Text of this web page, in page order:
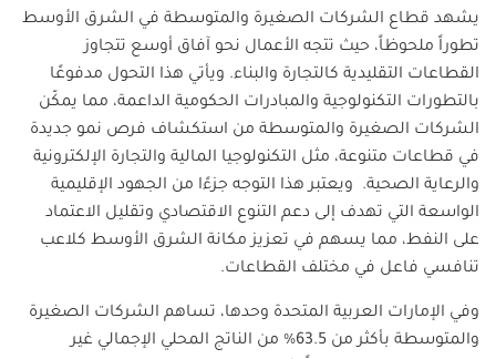
يشهد قطاع الشركات الصغيرة والمتوسطة في الشرق الأوسط
تطوراً ملحوظاً، حيث تتجه الأعمال نحو آفاق أوسع تتجاوز
القطاعات التقليدية كالتجارة والبناء. ويأتي هذا التحول مدفوعًا
بالتطورات التكنولوجية والمبادرات الحكومية الداعمة، مما يمكّن
الشركات الصغيرة والمتوسطة من استكشاف فرص نمو جديدة
في قطاعات متنوعة، مثل التكنولوجيا المالية والتجارة الإلكترونية
والرعاية الصحية. ويعتبر هذا التوجه جزءًا من الجهود الإقليمية
الواسعة التي تهدف إلى دعم التنوع الاقتصادي وتقليل الاعتماد
على النفط، مما يسهم في تعزيز مكانة الشرق الأوسط كلاعب
تنافسي فاعل في مختلف القطاعات.
وفي الإمارات العربية المتحدة وحدها، تساهم الشركات الصغيرة
والمتوسطة بأكثر من 63.5% من الناتج المحلي الإجمالي غير